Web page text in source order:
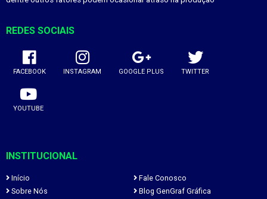
REDES SOCIAIS
FACEBOOK INSTAGRAM GOOGLE PLUS TWITTER
YOUTUBE
INSTITUCIONAL
Início
Fale Conosco
Sobre Nós
Blog GenGraf Gráfica